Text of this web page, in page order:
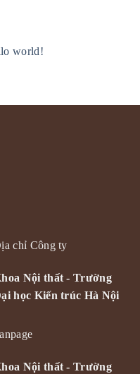
world!
chỉ Công ty
Nội thất - Trường
học Kiến trúc Hà Nội
Nội thất - Trường